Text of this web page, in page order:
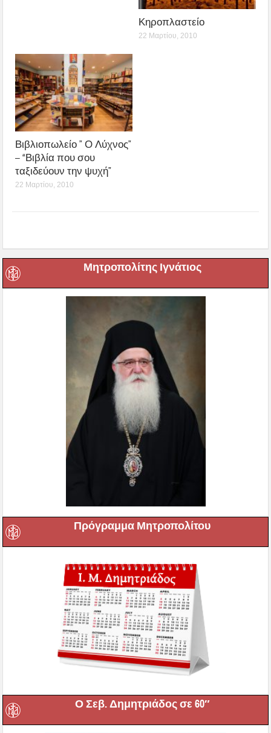
Κηροπλαστείο
22 Μαρτίου, 2010
Βιβλιοπωλείο ” Ο Λύχνος”
– “Βιβλία που σου
ταξιδεύουν την ψυχή”
22 Μαρτίου, 2010
Μητροπολίτης Ιγνάτιος
Πρόγραμμα Μητροπολίτου
Ο Σεβ. Δημητριάδος σε 60″